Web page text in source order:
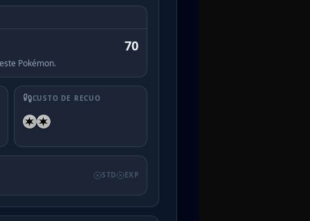
Pokémon.
70
CUSTO DE RECUO
STD EXP